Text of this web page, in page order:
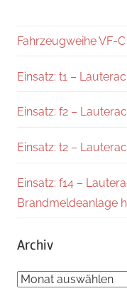
Fahrzeugweihe VF-
Einsatz: t1 –
Einsatz: f2 –
Einsatz: t2 –
Einsatz: f14 –
Brandmeldeanlage
Archiv
Archiv